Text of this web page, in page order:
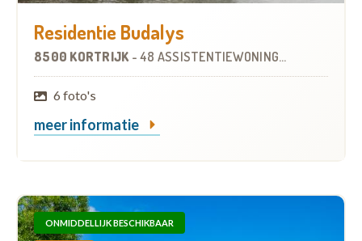
Residentie Budalys
8500 KORTRIJK - 48 ASSISTENTIEWONINGEN
6 foto's
meer informatie
ONMIDDELLIJK BESCHIKBAAR